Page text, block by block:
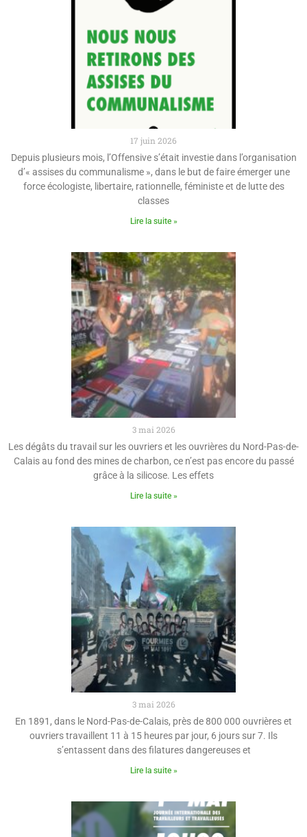
17 juin 2026
Depuis plusieurs mois, l’Offensive s’était investie dans l’organisation
d’« assises du communalisme », dans le but de faire émerger une
force écologiste, libertaire, rationnelle, féministe et de lutte des
classes
Lire la suite »
3 mai 2026
Les dégâts du travail sur les ouvriers et les ouvrières du Nord-Pas-de-
Calais au fond des mines de charbon, ce n’est pas encore du passé
grâce à la silicose. Les effets
Lire la suite »
3 mai 2026
En 1891, dans le Nord-Pas-de-Calais, près de 800 000 ouvrières et
ouvriers travaillent 11 à 15 heures par jour, 6 jours sur 7. Ils
s’entassent dans des filatures dangereuses et
Lire la suite »